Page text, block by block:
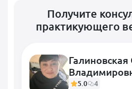
Получите
практикующего
Галиновская
5.0
4